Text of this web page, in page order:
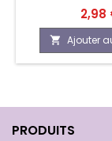
Prix
2,98
 Ajouter
PRODUITS